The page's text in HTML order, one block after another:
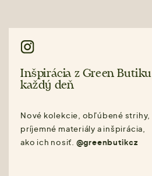
Inšpirácia z Green Butiku
každý deň
Nové kolekcie, obľúbené strihy,
príjemné materiály a inšpirácia,
ako ich nosiť. @greenbutikcz